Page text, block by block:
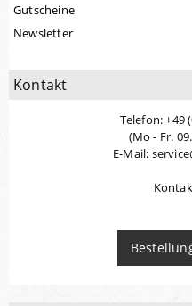
Gutscheine
Newsletter
Kontakt
Telefon: +49
(Mo - Fr.
E-Mail: